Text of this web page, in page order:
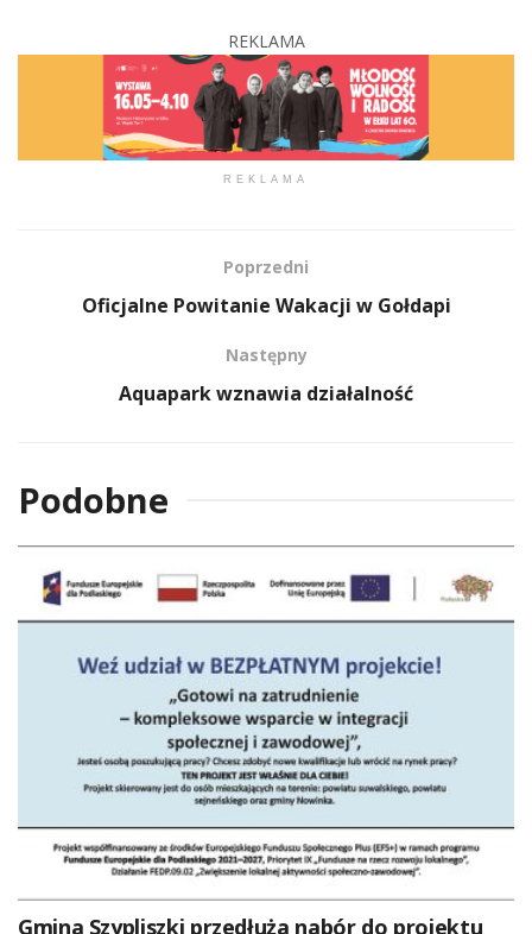
REKLAMA
REKLAMA
Poprzedni
Oficjalne Powitanie Wakacji w Gołdapi
Następny
Aquapark wznawia działalność
Podobne
Gmina Szypliszki przedłuża nabór do projektu